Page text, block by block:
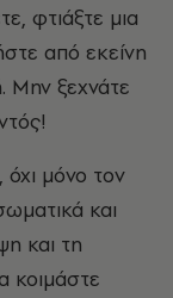
φτιάξτε μια
από εκείνη
Μην ξεχνάτε
όχι μόνο τον
και
και τη
κοιμάστε